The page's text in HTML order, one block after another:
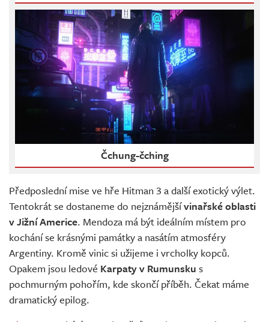
Čchung-čching
Předposlední mise ve hře Hitman 3 a další exotický výlet.
Tentokrát se dostaneme do nejznámějšívinařské oblasti
v Jižní Americe. Mendoza má být ideálním místem pro
kochání se krásnými památky a nasátím atmosféry
Argentiny. Kromě vinic si užijeme i vrcholky kopců.
Opakem jsou ledové Karpaty v Rumunsku s
pochmurným pohořím, kde skončí příběh. Čekat máme
dramatický epilog.